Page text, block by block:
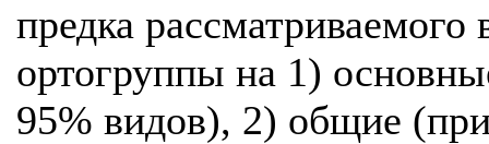
предка
ортогруппы на 1)
95% видов), 2) общие